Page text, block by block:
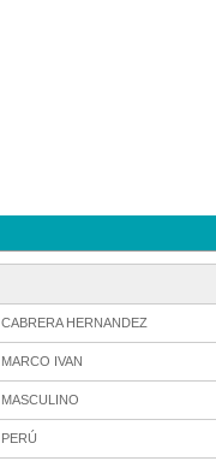
CABRERA HERNANDEZ
MARCO IVAN
MASCULINO
PERÚ